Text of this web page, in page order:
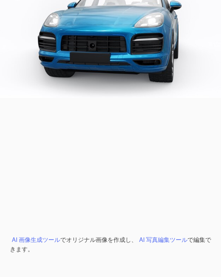
AI 画像生成ツールでオリジナル画像を作成し、 AI 写真編集ツールで編集で
きます。